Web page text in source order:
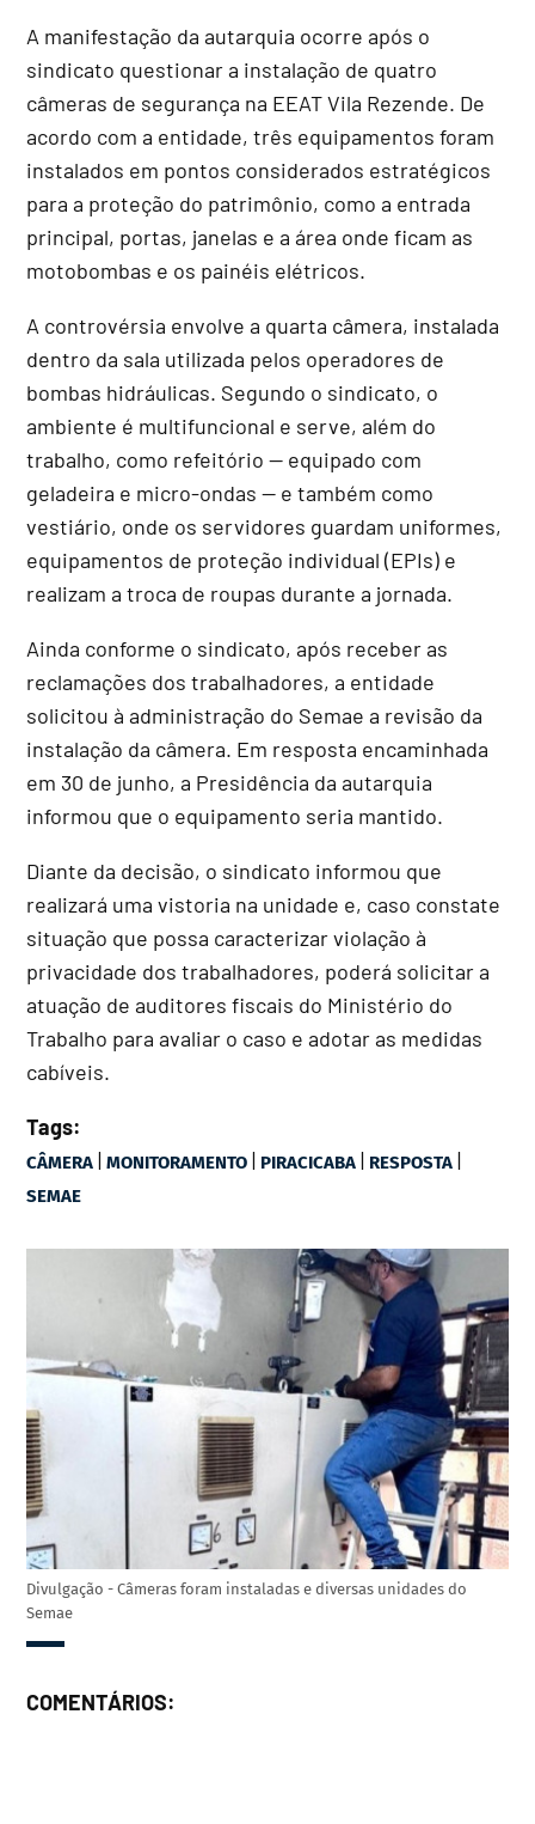
A manifestação da autarquia ocorre após o
sindicato questionar a instalação de quatro
câmeras de segurança na EEAT Vila Rezende. De
acordo com a entidade, três equipamentos foram
instalados em pontos considerados estratégicos
para a proteção do patrimônio, como a entrada
principal, portas, janelas e a área onde ficam as
motobombas e os painéis elétricos.
A controvérsia envolve a quarta câmera, instalada
dentro da sala utilizada pelos operadores de
bombas hidráulicas. Segundo o sindicato, o
ambiente é multifuncional e serve, além do
trabalho, como refeitório — equipado com
geladeira e micro-ondas — e também como
vestiário, onde os servidores guardam uniformes,
equipamentos de proteção individual (EPIs) e
realizam a troca de roupas durante a jornada.
Ainda conforme o sindicato, após receber as
reclamações dos trabalhadores, a entidade
solicitou à administração do Semae a revisão da
instalação da câmera. Em resposta encaminhada
em 30 de junho, a Presidência da autarquia
informou que o equipamento seria mantido.
Diante da decisão, o sindicato informou que
realizará uma vistoria na unidade e, caso constate
situação que possa caracterizar violação à
privacidade dos trabalhadores, poderá solicitar a
atuação de auditores fiscais do Ministério do
Trabalho para avaliar o caso e adotar as medidas
cabíveis.
Tags:
CÂMERA |MONITORAMENTO | PIRACICABA | RESPOSTA |
SEMAE
Divulgação - Câmeras foram instaladas e diversas unidades do
Semae
COMENTÁRIOS: